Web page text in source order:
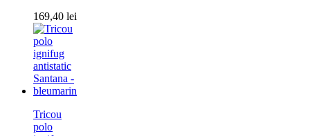
169,40 lei
Tricou
polo